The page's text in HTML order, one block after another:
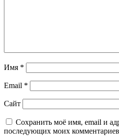
Имя *
Email *
Сайт
Сохранить моё имя, email и
последующих моих